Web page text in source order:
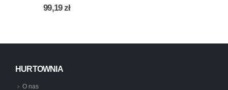
out of 5
99,19zł
HURTOWNIA
O nas